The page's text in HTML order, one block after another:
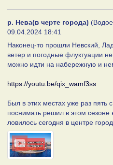
р. Нева(в черте города)
09.04.2024 18:41
Наконец-то прошли Невский,
ветер и погодные флуктуации
можно идти на набережную и
https://youtu.be/qix_wamf3ss
Был в этих местах уже раз пять
поснимать решил в этом сезоне
ловилось сегодня в центре